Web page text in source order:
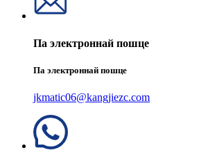
Па электроннай пошце
Па электроннай пошце
jkmatic06@kangjiezc.com